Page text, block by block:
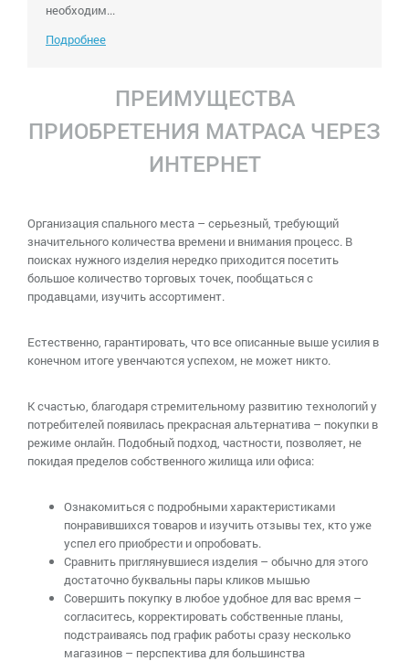
необходим...
Подробнее
ПРЕИМУЩЕСТВА
ПРИОБРЕТЕНИЯ МАТРАСА ЧЕРЕЗ
ИНТЕРНЕТ
Организация спального места – серьезный, требующий
значительного количества времени и внимания процесс. В
поисках нужного изделия нередко приходится посетить
большое количество торговых точек, пообщаться с
продавцами, изучить ассортимент.
Естественно, гарантировать, что все описанные выше усилия в
конечном итоге увенчаются успехом, не может никто.
К счастью, благодаря стремительному развитию технологий у
потребителей появилась прекрасная альтернатива – покупки в
режиме онлайн. Подобный подход, частности, позволяет, не
покидая пределов собственного жилища или офиса:
Ознакомиться с подробными характеристиками
понравившихся товаров и изучить отзывы тех, кто уже
успел его приобрести и опробовать.
Сравнить приглянувшиеся изделия – обычно для этого
достаточно буквальны пары кликов мышью
Совершить покупку в любое удобное для вас время –
согласитесь, корректировать собственные планы,
подстраиваясь под график работы сразу несколько
магазинов – перспектива для большинства